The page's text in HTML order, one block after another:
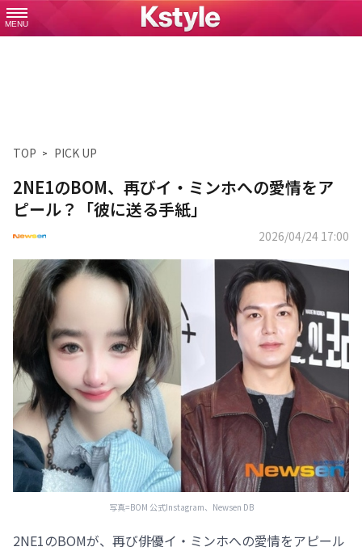
MENU
TOP PICK UP
2NE1のBOM、再びイ・ミンホへの愛情をア
ピール？「彼に送る手紙」
2026/04/24 17:00
写真=BOM 公式Instagram、Newsen DB
2NE1のBOMが、再び俳優イ・ミンホへの愛情をアピール